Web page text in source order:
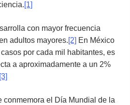
[1]
con mayor frecuencia
adultos mayores.[2] En México
por cada mil habitantes, es
a aproximadamente a un 2%
[3]
conmemora el Día Mundial de la